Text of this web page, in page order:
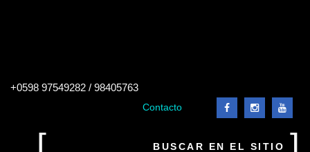
+0598 97549282 / 98405763
en
Contacto